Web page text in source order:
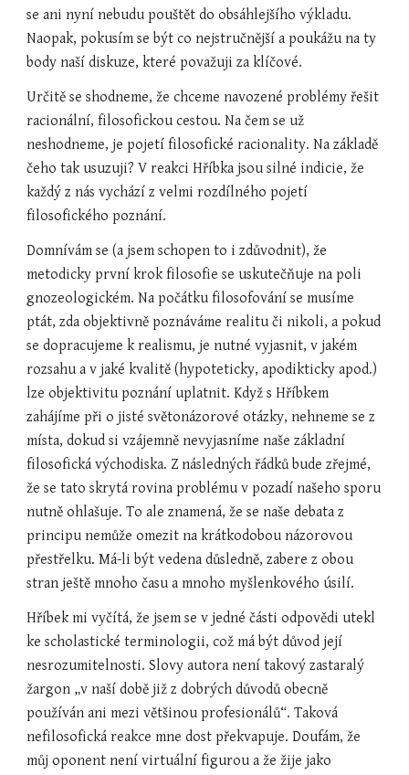
se ani nyní nebudu pouštět do obsáhlejšího výkladu.
Naopak, pokusím se být co nejstručnější a poukážu na ty
body naší diskuze, které považuji za klíčové.
Určitě se shodneme, že chceme navozené problémy řešit
racionální, filosofickou cestou. Na čem se už
neshodneme, je pojetí filosofické racionality. Na základě
čeho tak usuzuji? V reakci Hříbka jsou silné indicie, že
každý z nás vychází z velmi rozdílného pojetí
filosofického poznání.
Domnívám se (a jsem schopen to i zdůvodnit), že
metodicky první krok filosofie se uskutečňuje na poli
gnozeologickém. Na počátku filosofování se musíme
ptát, zda objektivně poznáváme realitu či nikoli, a pokud
se dopracujeme k realismu, je nutné vyjasnit, v jakém
rozsahu a v jaké kvalitě (hypoteticky, apodikticky apod.)
lze objektivitu poznání uplatnit. Když s Hříbkem
zahájíme při o jisté světonázorové otázky, nehneme se z
místa, dokud si vzájemně nevyjasníme naše základní
filosofická východiska. Z následných řádků bude zřejmé,
že se tato skrytá rovina problému v pozadí našeho sporu
nutně ohlašuje. To ale znamená, že se naše debata z
principu nemůže omezit na krátkodobou názorovou
přestřelku. Má-li být vedena důsledně, zabere z obou
stran ještě mnoho času a mnoho myšlenkového úsilí.
Hříbek mi vyčítá, že jsem se v jedné části odpovědi utekl
ke scholastické terminologii, což má být důvod její
nesrozumitelnosti. Slovy autora není takový zastaralý
žargon „v naší době již z dobrých důvodů obecně
používán ani mezi většinou profesionálů“. Taková
nefilosofická reakce mne dost překvapuje. Doufám, že
můj oponent není virtuální figurou a že žije jako